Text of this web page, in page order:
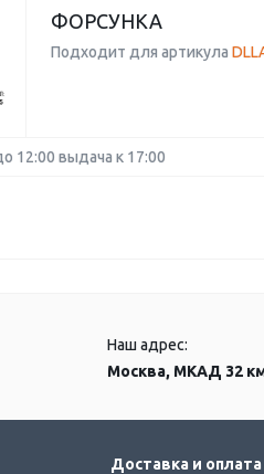
ФОРСУНКА
Подходит для артикула
12:00 выдача к 17:00
Наш адрес:
Москва, МКАД 32
Доставка и оплата